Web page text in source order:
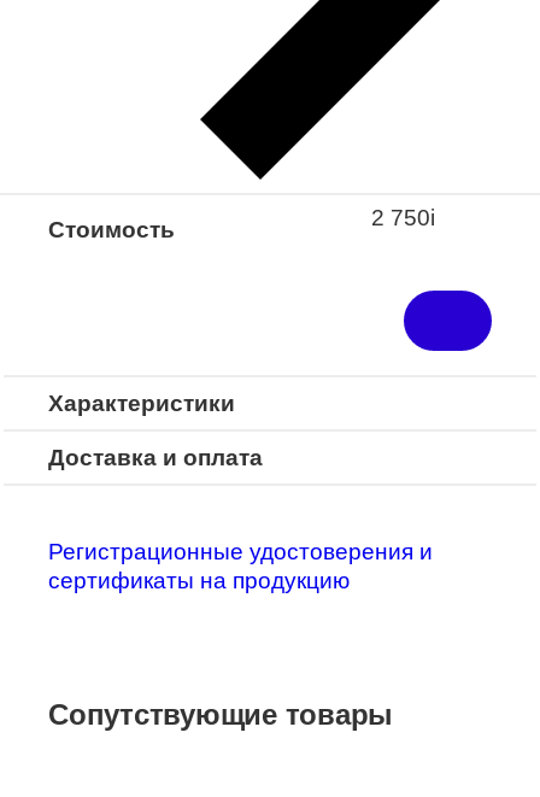
Закажите понравившуюся модель
в ближайший салон “Оптик-Экспресс”.
*Доступно для Республики
Стоимость 2 750i
Характеристики
Доставка и оплата
Регистрационные удостоверения и
сертификаты на продукцию
Сопутствующие товары